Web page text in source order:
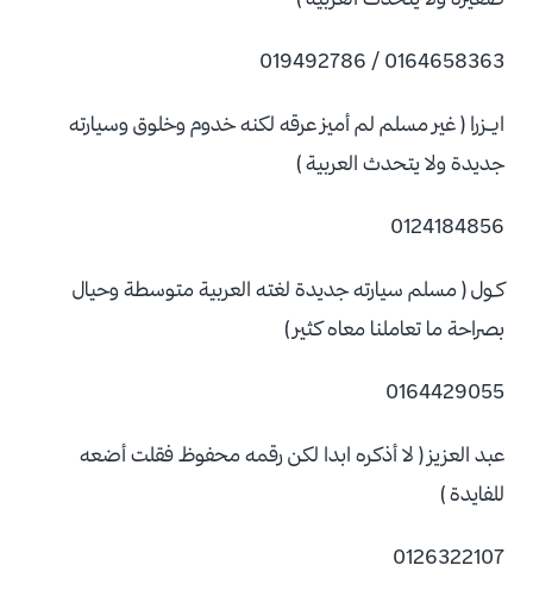
0164658363 / 019492786
ايــزرا ( غير مسلم لم أميز عرقه لكنه خدوم وخلوق وسيارته
جديدة ولا يتحدث العربية )
0124184856
كــول ( مسلم سيارته جديدة لغته العربية متوسطة وحيال
بصراحة ما تعاملنا معاه كثير )
0164429055
عبد العزيز ( لا أذكره ابدا لكن رقمه محفوظ فقلت أضعه
للفايدة )
0126322107